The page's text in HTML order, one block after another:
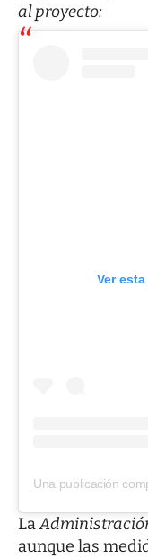
al proyecto:
Ver
La
aunque las